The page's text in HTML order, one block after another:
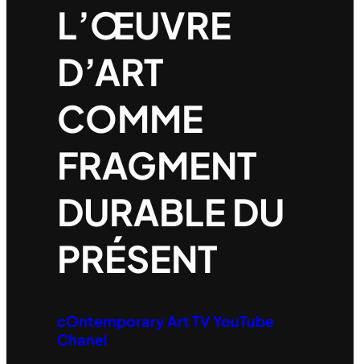
L’ŒUVRE
D’ART
COMME
FRAGMENT
DURABLE DU
PRÉSENT
cOntemporary Art TV YouTube
Chanel